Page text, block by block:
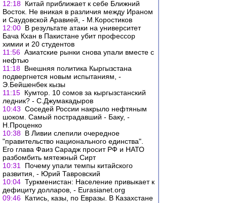
12:18 Китай приближает к себе Ближний
Восток. Не вникая в различия между Ираном
и Саудовской Аравией, - М.Коростиков
12:00 В результате атаки на университет
Бача Кхан в Пакистане убит профессор
химии и 20 студентов
11:56 Азиатские рынки снова упали вместе с
нефтью
11:18 Внешняя политика Кыргызстана
подвергнется новым испытаниям, -
Э.Бейшенбек кызы
11:15 Кумтор. 10 сомов за кыргызстанский
ледник? - С.Джумакадыров
10:43 Соседей России накрыло нефтяным
шоком. Самый пострадавший - Баку, -
Н.Проценко
10:38 В Ливии слепили очередное
"правительство национального единства".
Его глава Фаиз Сарадж просит РФ и НАТО
разбомбить мятежный Сирт
10:31
Почему упали темпы китайского
развития, - Юрий Тавровский
10:04 Туркменистан: Население привыкает к
дефициту долларов, - Еurasianet.org
09:46 Катись, казы, по Евразы. В Казахстане